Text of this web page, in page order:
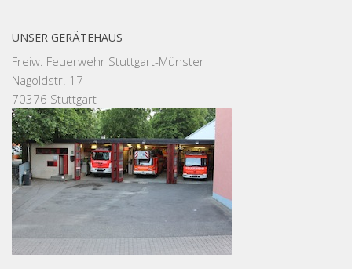
UNSER GERÄTEHAUS
Freiw. Feuerwehr Stuttgart-Münster
Nagoldstr. 17
70376 Stuttgart